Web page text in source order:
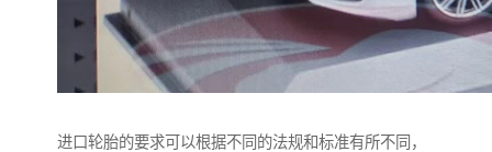
进口轮胎的要求可以根据不同的法规和标准有所不同，